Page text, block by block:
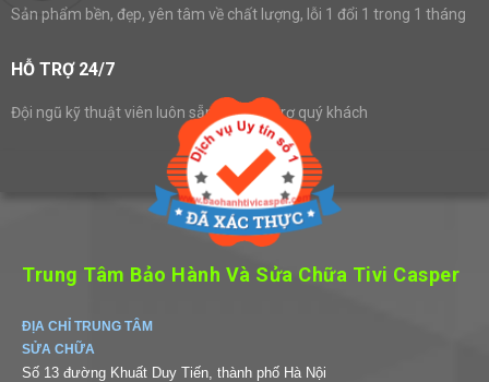
Sản phẩm bền, đẹp, yên tâm về chất lượng, lỗi 1 đổi 1 trong 1 tháng
HỖ TRỢ 24/7
Đội ngũ kỹ thuật viên luôn sẵn sàng hỗ trợ quý khách
Trung Tâm Bảo Hành Và Sửa Chữa Tivi Casper
ĐỊA CHỈ TRUNG TÂM
SỬA CHỮA
Số 13 đường Khuất Duy Tiến, thành phố Hà Nội